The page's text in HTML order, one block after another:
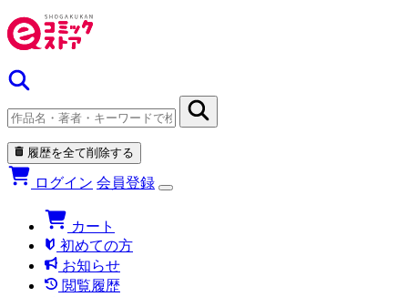
履歴を全て削除する
ログイン 会員登録
カート
初めての方
お知らせ
閲覧履歴